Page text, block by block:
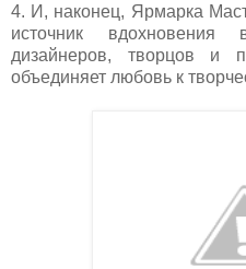
4. И, наконец, Ярмарка
источник вдохновения
дизайнеров, творцов и
объединяет любовь к